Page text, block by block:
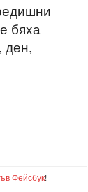
бяха
ден,
Фейсбук!